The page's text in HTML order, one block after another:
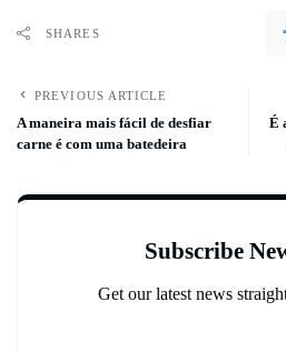
SHARES
PREVIOUS ARTICLE
A maneira mais fácil de desfiar
carne é com uma batedeira
É
Subscribe
Get our latest news